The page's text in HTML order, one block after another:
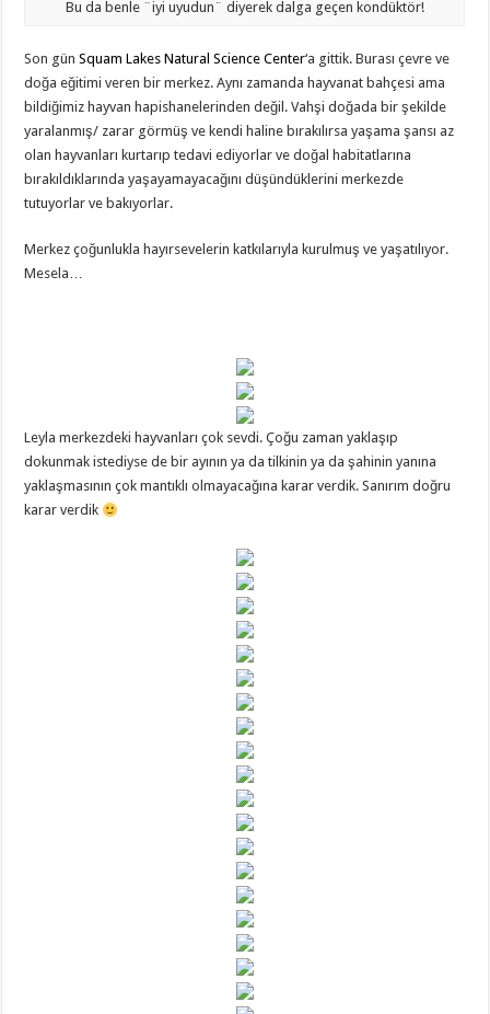
Bu da benle ¨iyi uyudun¨ diyerek dalga geçen kondüktör!
Son günSquam Lakes Natural Science Center‘a gittik. Burası çevre ve
doğa eğitimi veren bir merkez. Aynı zamanda hayvanat bahçesi ama
bildiğimiz hayvan hapishanelerinden değil. Vahşi doğada bir şekilde
yaralanmış/ zarar görmüş ve kendi haline bırakılırsa yaşama şansı az
olan hayvanları kurtarıp tedavi ediyorlar ve doğal habitatlarına
bırakıldıklarında yaşayamayacağını düşündüklerini merkezde
tutuyorlar ve bakıyorlar.
Merkez çoğunlukla hayırsevelerin katkılarıyla kurulmuş ve yaşatılıyor.
Mesela…
Leyla merkezdeki hayvanları çok sevdi. Çoğu zaman yaklaşıp
dokunmak istediyse de bir ayının ya da tilkinin ya da şahinin yanına
yaklaşmasının çok mantıklı olmayacağına karar verdik. Sanırım doğru
karar verdik